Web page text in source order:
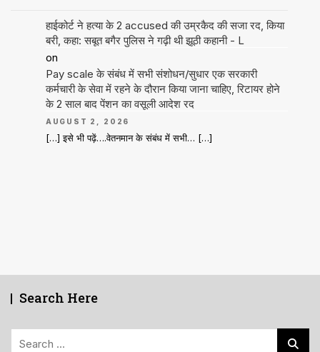
हाईकोर्ट ने हत्या के 2 accused की उम्रकैद की सजा रद, किया
बरी, कहा: सबूत बगैर पुलिस ने गढ़ी थी झूठी कहानी - L
on
Pay scale के संबंध में सभी संशोधन/सुधार एक सरकारी
कर्मचारी के सेवा में रहने के दौरान किया जाना चाहिए, रिटायर होने
के 2 साल बाद पेंशन का वसूली आदेश रद
AUGUST 2, 2026
[…] इसे भी पढ़ें….वेतनमान के संबंध में सभी… […]
Search Here